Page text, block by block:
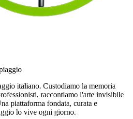
italiano. Custodiamo la memoria
raccontiamo l'arte invisibile
piattaforma fondata, curata e
lo vive ogni giorno.